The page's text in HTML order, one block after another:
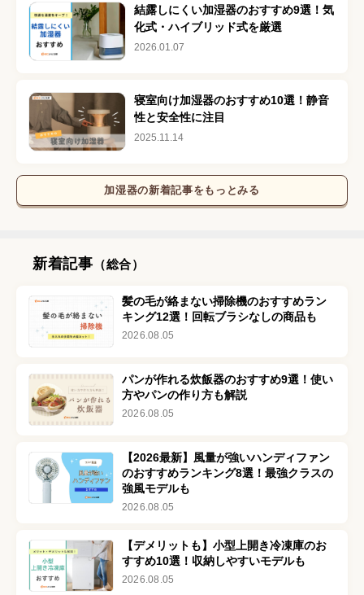
結露しにくい加湿器のおすすめ9選！気
化式・ハイブリッド式を厳選
2026.01.07
寝室向け加湿器のおすすめ10選！静音
性と安全性に注目
2025.11.14
加湿器の新着記事をもっとみる
新着記事 （総合）
髪の毛が絡まない掃除機のおすすめラン
キング12選！回転ブラシなしの商品も
2026.08.05
パンが作れる炊飯器のおすすめ9選！使い
方やパンの作り方も解説
2026.08.05
【2026最新】風量が強いハンディファン
のおすすめランキング8選！最強クラスの
強風モデルも
2026.08.05
【デメリットも】小型上開き冷凍庫のお
すすめ10選！収納しやすいモデルも
2026.08.05